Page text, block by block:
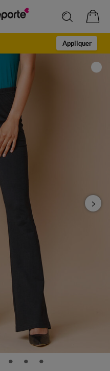
Appliquer